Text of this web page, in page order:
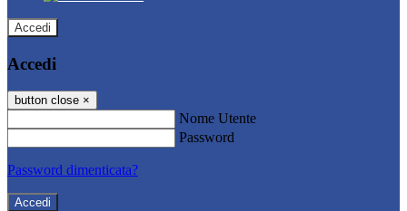
Accedi
Accedi
button close ×
Nome Utente
Password
Password dimenticata?